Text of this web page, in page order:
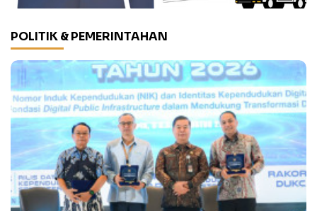
POLITIK & PEMERINTAHAN